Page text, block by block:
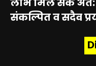
संकल्पित व सदैव